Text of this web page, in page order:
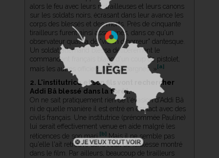
alors le feu avec leurs mitrailleuses et leurs canons
sur les soldats noirs, écrasant dans leur avance les
corps des blessés et des morts. Près de cinquante
tirailleurs furent ainsi assassinés, dans ce qu'un
observateur qualifia de "vision d'horreur" dantesque.
Un soldat allemand blessa délibérément le
commandant français blanc d'un coup de pistolet,
mais les autres officiers furent épargnés. »[a]
2. L'institutrice et son fils vont rechercher
Addi Bâ blessé dans la forêt.
On ne sait pratiquement rien de l'évasion d'Addi Bâ
ni de quelle manière il est entré en contact avec des
civils français. Une institutrice (prénommée Pauline)
lui serait effectivement venue en aide malgré les
réticences de son mari.[b]Mais il ne semble pas
qu'elle l'ait retrouvé dans l'état de faiblesse montré
dans le film. Par ailleurs, beaucoup de tirailleurs